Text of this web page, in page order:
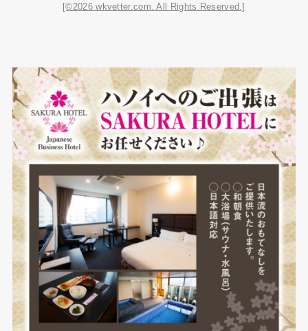
[©2026 wkvetter.com. All Rights Reserved.]